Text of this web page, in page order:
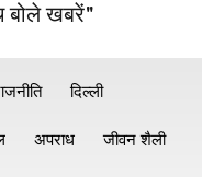
बोले खबरें"
दिल्ली
अपराध जीवन शैली